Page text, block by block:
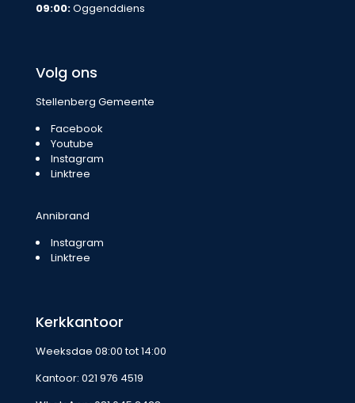
09:00:Oggenddiens
Volg ons
Stellenberg Gemeente
Facebook
Youtube
Instagram
Linktree
Annibrand
Instagram
Linktree
Kerkkantoor
Weeksdae 08:00 tot 14:00
Kantoor: 021 976 4519